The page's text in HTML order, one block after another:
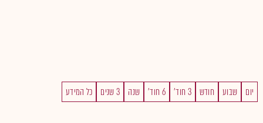
יום שבוע חודש 3 חוד' 6 חוד' שנה 3 שנים כל המידע